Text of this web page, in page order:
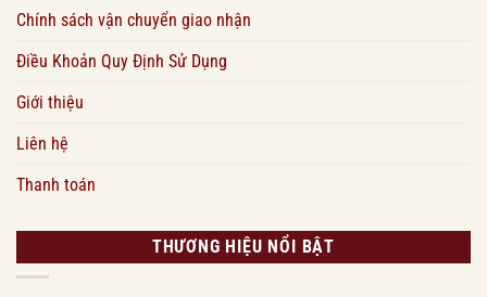
Chính sách vận chuyển giao nhận
Điều Khoản Quy Định Sử Dụng
Giới thiệu
Liên hệ
Thanh toán
THƯƠNG HIỆU NỔI BẬT